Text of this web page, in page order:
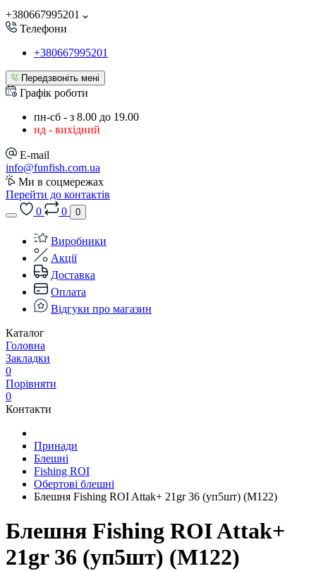
+380667995201
Телефони
+380667995201
Передзвоніть мені
Графік роботи
пн-сб - з 8.00 до 19.00
нд - вихідний
E-mail
info@funfish.com.ua
Ми в соцмережах
Перейти до контактів
0
0 0
Виробники
Акції
Доставка
Оплата
Відгуки про магазин
Каталог
Головна
Закладки
0
Порівняти
0
Контакти
Принади
Блешні
Fishing ROI
Обертові блешні
Блешня Fishing ROI Attak+ 21gr 36 (уп5шт) (M122)
Блешня Fishing ROI Attak+
21gr 36 (уп5шт) (M122)